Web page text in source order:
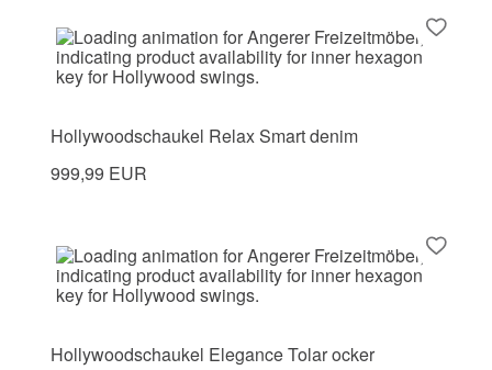
Hollywoodschaukel Relax Smart denim
999,99 EUR
Hollywoodschaukel Elegance Tolar ocker